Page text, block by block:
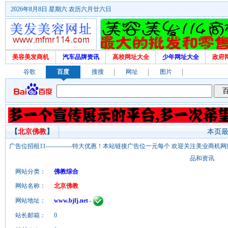
2026年8月8日 星期六 农历六月廿六日
美容美发商机 汽车品牌资讯 高校网址大全 少年网址大全 政府
谷歌 百度 搜搜 网址 图片
本页
【北京佛教】
广告位招租11-------------特大优惠！本站链接广告位一元每个 欢迎关注美业商机
品和资讯
网站分类：
佛教综合
网站名称：
北京佛教
网站地址： www.bjfj.net -
站长邮箱： 0